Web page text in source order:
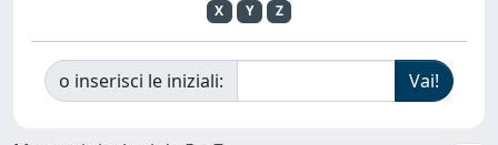
X
Y Z
o inserisci le iniziali: